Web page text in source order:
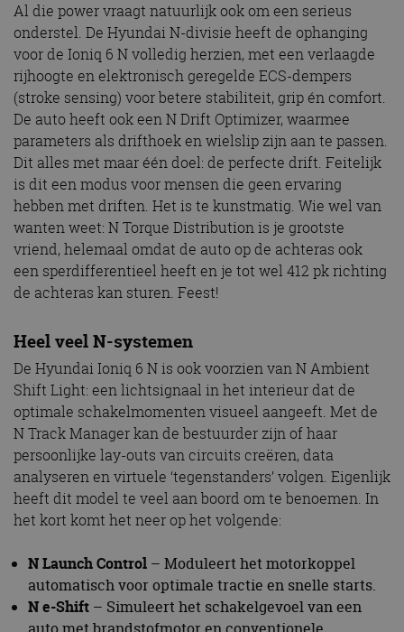
Al die power vraagt natuurlijk ook om een serieus
onderstel. De Hyundai N-divisie heeft de ophanging
voor de Ioniq 6 N volledig herzien, met een verlaagde
rijhoogte en elektronisch geregelde ECS-dempers
(stroke sensing) voor betere stabiliteit, grip én comfort.
De auto heeft ook een N Drift Optimizer, waarmee
parameters als drifthoek en wielslip zijn aan te passen.
Dit alles met maar één doel: de perfecte drift. Feitelijk
is dit een modus voor mensen die geen ervaring
hebben met driften. Het is te kunstmatig. Wie wel van
wanten weet: N Torque Distribution is je grootste
vriend, helemaal omdat de auto op de achteras ook
een sperdifferentieel heeft en je tot wel 412 pk richting
de achteras kan sturen. Feest!
Heel veel N-systemen
De Hyundai Ioniq 6 N is ook voorzien van N Ambient
Shift Light: een lichtsignaal in het interieur dat de
optimale schakelmomenten visueel aangeeft. Met de
N Track Manager kan de bestuurder zijn of haar
persoonlijke lay-outs van circuits creëren, data
analyseren en virtuele ‘tegenstanders’ volgen. Eigenlijk
heeft dit model te veel aan boord om te benoemen. In
het kort komt het neer op het volgende:
N Launch Control – Moduleert het motorkoppel
automatisch voor optimale tractie en snelle starts.
N e-Shift – Simuleert het schakelgevoel van een